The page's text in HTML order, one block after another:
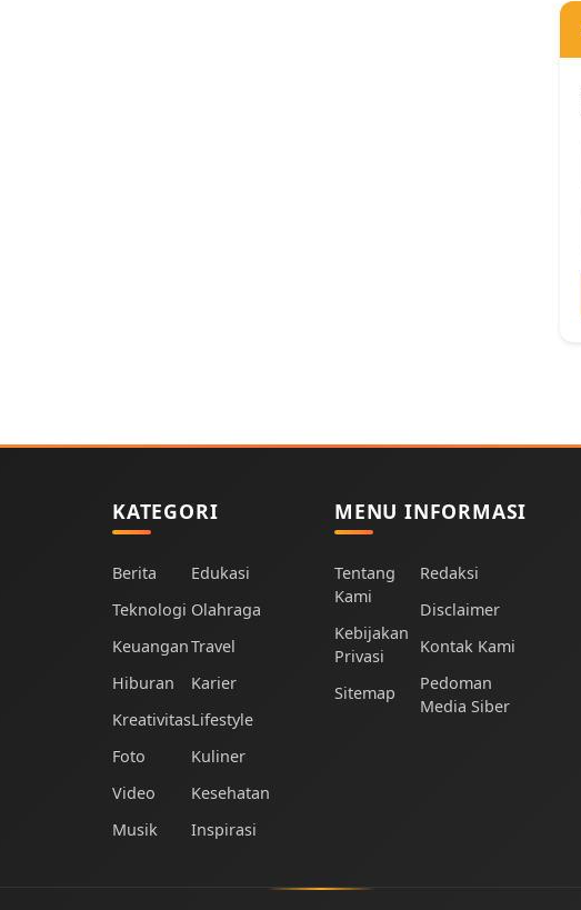
KATEGORI
Berita
Teknologi
Keuangan
Hiburan
Kreativitas
Foto
Video
Musik
Edukasi
Olahraga
Travel
Karier
Lifestyle
Kuliner
Kesehatan
Inspirasi
MENU INFORMASI
Tentang
Kami
Kebijakan
Privasi
Sitemap
Redaksi
Disclaimer
Kontak Kami
Pedoman
Media Siber